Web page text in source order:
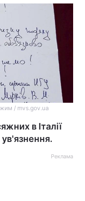
/ mvs.gov.ua
в Італії
Реклама